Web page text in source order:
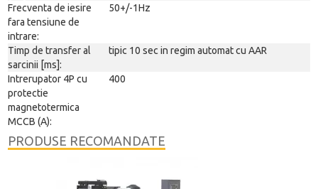
Frecventa de iesire
fara tensiune de
intrare:
50+/-1Hz
Timp de transfer al
sarcinii [ms]:
tipic 10 sec in regim automat cu AAR
Intrerupator 4P cu
protectie
magnetotermica
MCCB (A):
400
PRODUSE RECOMANDATE